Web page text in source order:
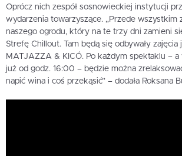
Oprócz nich zespół sosnowieckiej instytucji
wydarzenia towarzyszące. „Przede wszystkim
naszego ogrodu, który na te trzy dni zamieni
Strefę Chillout. Tam będą się odbywały zajęcia
MATJAZZA & KICÓ. Po każdym spektaklu –
już od godz. 16:00 – będzie można
napić wina i coś przekąsić” – dodała Roksana